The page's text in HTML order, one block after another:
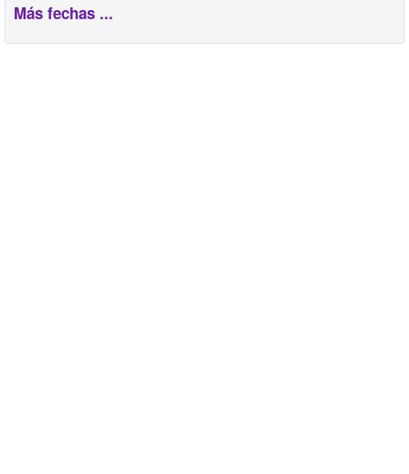
Más fechas ...